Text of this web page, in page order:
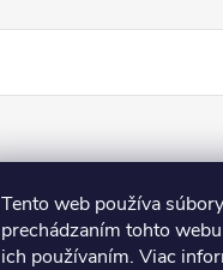
Tento web používa
prechádzaním tohto
ich používaním. Viac